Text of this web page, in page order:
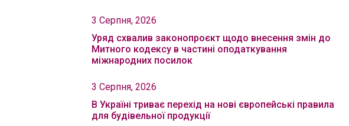
3 Серпня, 2026
Уряд схвалив законопроєкт щодо внесення змін до
Митного кодексу в частині оподаткування
міжнародних посилок
3 Серпня, 2026
В Україні триває перехід на нові європейські правила
для будівельної продукції